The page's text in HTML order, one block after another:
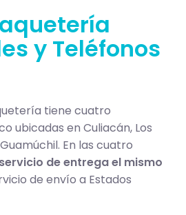
y Teléfonos
tiene cuatro
ubicadas en Culiacán, Los
En las cuatro
servicio de entrega el mismo
de envío a Estados